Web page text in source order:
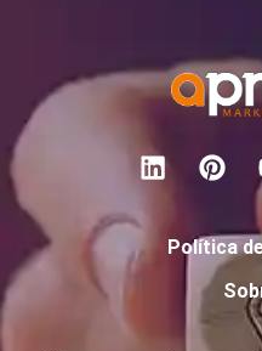
Política